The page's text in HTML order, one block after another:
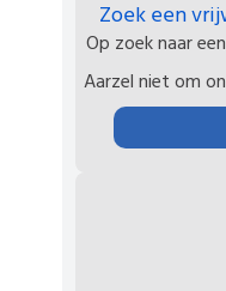
Zoek een
Op zoek naar
Aarzel niet om